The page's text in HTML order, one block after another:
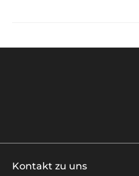
Kontakt zu uns